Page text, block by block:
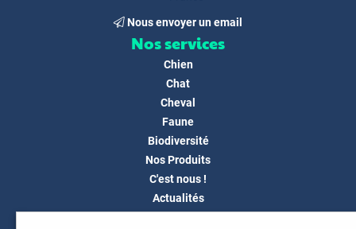
Nous envoyer un email
Nos services
Chien
Chat
Cheval
Faune
Biodiversité
Nos Produits
C'est nous !
Actualités